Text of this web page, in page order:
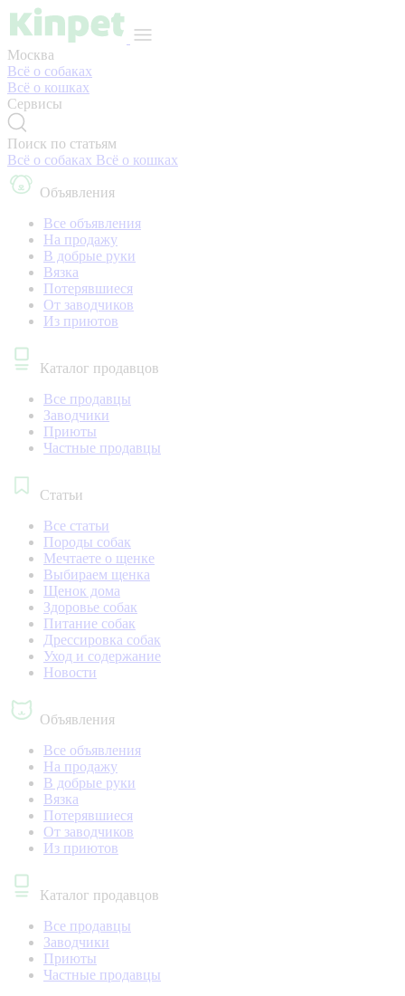
Москва
Всё о собаках
Всё о кошках
Сервисы
Поиск по статьям
Всё о собаках Всё о кошках
Объявления
Все объявления
На продажу
В добрые руки
Вязка
Потерявшиеся
От заводчиков
Из приютов
Каталог продавцов
Все продавцы
Заводчики
Приюты
Частные продавцы
Статьи
Все статьи
Породы собак
Мечтаете о щенке
Выбираем щенка
Щенок дома
Здоровье собак
Питание собак
Дрессировка собак
Уход и содержание
Новости
Объявления
Все объявления
На продажу
В добрые руки
Вязка
Потерявшиеся
От заводчиков
Из приютов
Каталог продавцов
Все продавцы
Заводчики
Приюты
Частные продавцы